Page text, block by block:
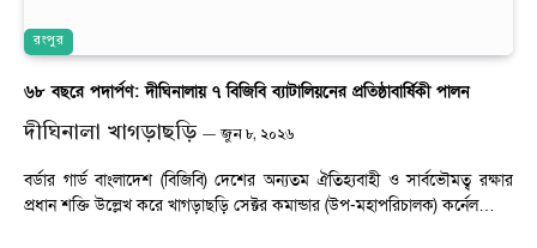
রংপুর
৬৮ বছরে পদার্পণ: দীঘিনালায় ৭ বিজিবি ব্যাটালিয়নের প্রতিষ্ঠাবার্ষিকী পালন
দীঘিনালা খাগড়াছড়ি জুন ৮, ২০২৬
বর্ডার গার্ড বাংলাদেশ (বিজিবি) দেশের অন্যতম ঐতিহ্যবাহী ও সার্বভৌমত্ব রক্ষার
প্রধান শক্তি উল্লেখ করে খাগড়াছড়ি সেক্টর কমান্ডার (উপ-মহাপরিচালক) কর্নেল…